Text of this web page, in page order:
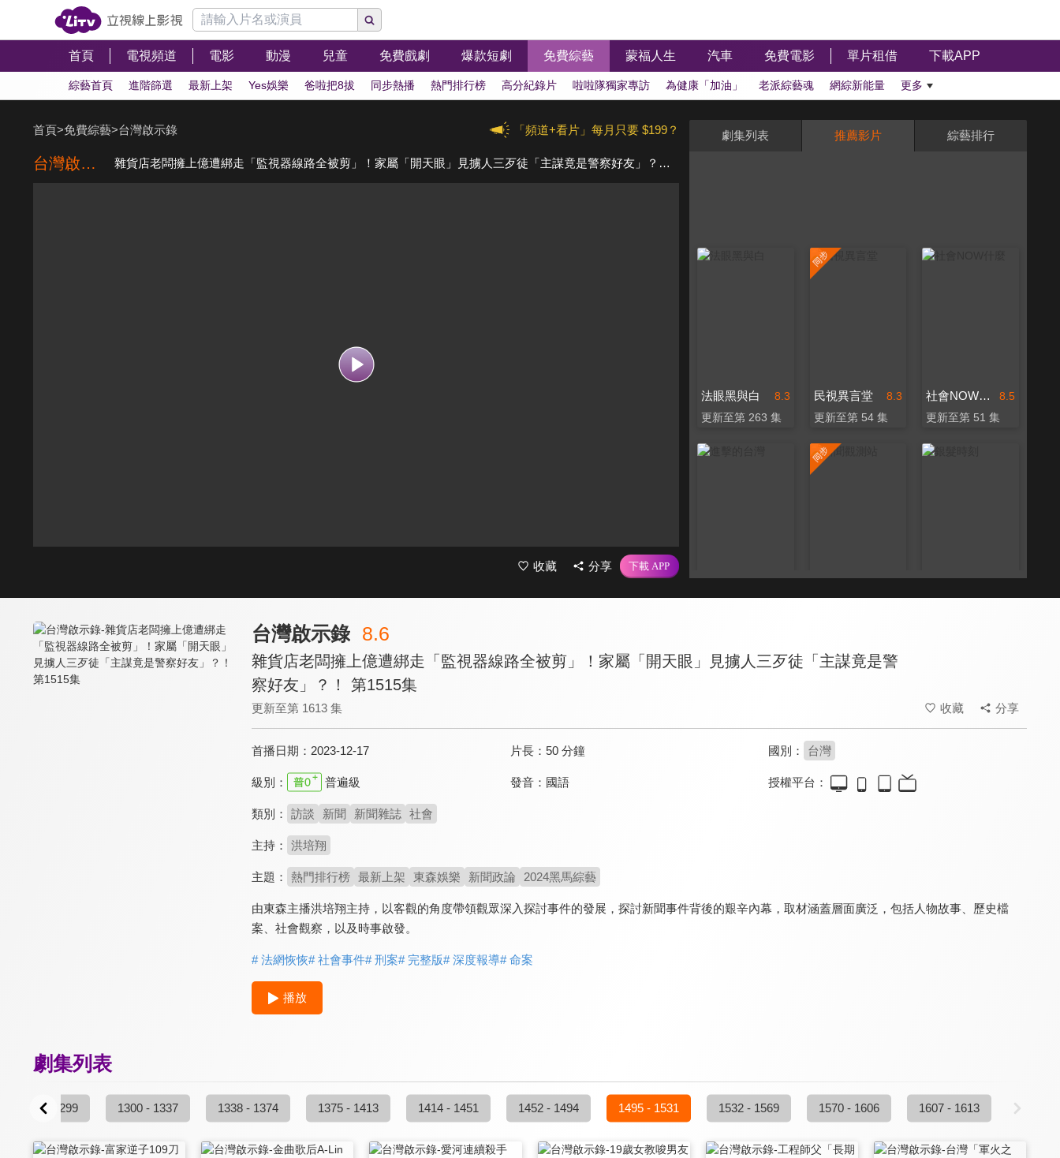
首頁 電視頻道 電影 動漫 兒童 免費戲劇 爆款短劇 免費綜藝 蒙福人生 汽車 免費電影 單片租借 下載APP
綜藝首頁 進階篩選 最新上架 Yes娛樂 爸啦把8拔 同步熱播 熱門排行榜 高分紀錄片 啦啦隊獨家專訪 為健康「加油」 老派綜藝魂 網綜新能量 更多
「頻道+看片」每月只要 $199？
首頁>免費綜藝>台灣啟示錄
台灣啟示錄 雜貨店老闆擁上億遭綁走「監視器線路全被剪」！家屬「開天眼」見擄人三歹徒「主謀竟是警察好友」？！ 第1515集
收藏 分享
劇集列表 推薦影片 綜藝排行
8.3
法眼黑與白
更新至第 263 集
8.3
民視異言堂
更新至第 54 集
8.5
社會NOW什麼
更新至第 51 集
8.7 8.1
銀髮俱樂部•凱倫直播間
台灣啟示錄 8.6
雜貨店老闆擁上億遭綁走「監視器線路全被剪」！家屬「開天眼」見擄人三歹徒「主謀竟是警
察好友」？！ 第1515集
更新至第 1613 集 收藏 分享
首播日期： 2023-12-17 片長： 50 分鐘 國別： 台灣
級別： 普遍級 發音： 國語 授權平台：
類別： 訪談 新聞 新聞雜誌 社會
主持： 洪培翔
主題： 熱門排行榜 最新上架 東森娛樂 新聞政論 2024黑馬綜藝
由東森主播洪培翔主持，以客觀的角度帶領觀眾深入探討事件的發展，探討新聞事件背後的艱辛內幕，取材涵蓋層面廣泛，包括人物故事、歷史檔
案、社會觀察，以及時事啟發。
# 法網恢恢# 社會事件# 刑案# 完整版# 深度報導# 命案
播放
劇集列表
1257 - 1299 1300 - 1337 1338 - 1374 1375 - 1413 1414 - 1451 1452 - 1494 1495 - 1531 1532 - 1569 1570 - 1606 1607 - 1613